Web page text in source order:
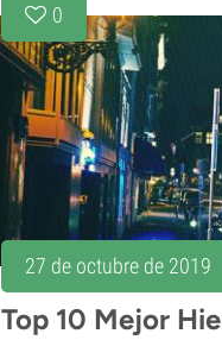
0
27 de octubre de 2019
Top 10 Mejor